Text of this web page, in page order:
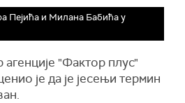
Пејића и Милана Бабића у
"Фактор плус"
је да је јесењи термин